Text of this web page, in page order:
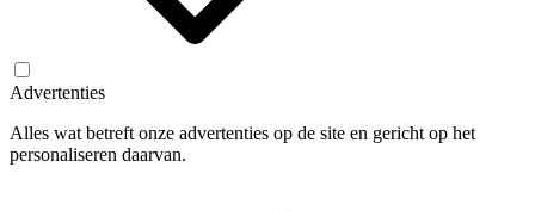
Advertenties
Alles wat betreft onze advertenties op de site en gericht op het
personaliseren daarvan.